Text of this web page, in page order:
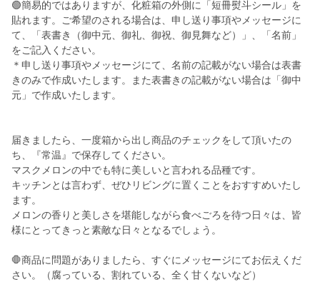
🟢簡易的ではありますが、化粧箱の外側に「短冊熨斗シール」を
貼れます。ご希望のされる場合は、申し送り事項やメッセージに
て、「表書き（御中元、御礼、御祝、御見舞など）」、「名前」
をご記入ください。
＊申し送り事項やメッセージにて、名前の記載がない場合は表書
きのみで作成いたします。また表書きの記載がない場合は「御中
元」で作成いたします。
届きましたら、一度箱から出し商品のチェックをして頂いたの
ち、『常温』で保存してください。
マスクメロンの中でも特に美しいと言われる品種です。
キッチンとは言わず、ぜひリビングに置くことをおすすめいたし
ます。
メロンの香りと美しさを堪能しながら食べごろを待つ日々は、皆
様にとってきっと素敵な日々となるでしょう。
🛑商品に問題がありましたら、すぐにメッセージにてお伝えくだ
さい。（腐っている、割れている、全く甘くないなど）